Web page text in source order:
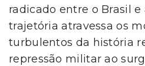
radicado entre o Brasil e
trajetória atravessa os
turbulentos da história
repressão militar ao